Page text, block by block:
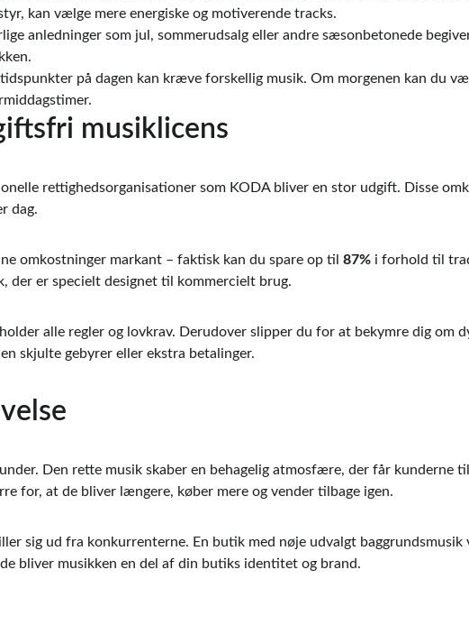
kan vælge mere energiske og motiverende tracks.
anledninger som jul, sommerudsalg eller andre sæsonbetonede
på dagen kan kræve forskellig musik. Om morgenen kan du
musiklicens
rettighedsorganisationer som KODA bliver en stor udgift. Disse
dag.
omkostninger markant – faktisk kan du spare op til 87% i forhold til
er specielt designet til kommercielt brug.
alle regler og lovkrav. Derudover slipper du for at bekymre dig om
skjulte gebyrer eller ekstra betalinger.
Den rette musik skaber en behagelig atmosfære, der får kunderne
for, at de bliver længere, køber mere og vender tilbage igen.
sig ud fra konkurrenterne. En butik med nøje udvalgt
bliver musikken en del af din butiks identitet og brand.